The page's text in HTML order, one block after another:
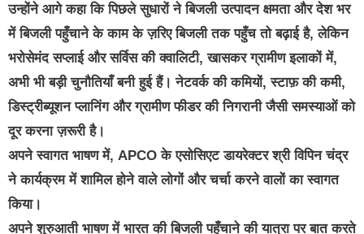
उन्होंने आगे कहा कि पिछले सुधारों ने बिजली उत्पादन क्षमता और देश भर
में बिजली पहुँचाने के काम के ज़रिए बिजली तक पहुँच तो बढ़ाई है, लेकिन
भरोसेमंद सप्लाई और सर्विस की क्वालिटी, खासकर ग्रामीण इलाकों में,
अभी भी बड़ी चुनौतियाँ बनी हुई हैं। नेटवर्क की कमियों, स्टाफ़ की कमी,
डिस्ट्रीब्यूशन प्लानिंग और ग्रामीण फीडर की निगरानी जैसी समस्याओं को
दूर करना ज़रूरी है।
अपने स्वागत भाषण में, APCO के एसोसिएट डायरेक्टर श्री विपिन चंद्र
ने कार्यक्रम में शामिल होने वाले लोगों और चर्चा करने वालों का स्वागत
किया।
अपने शुरुआती भाषण में भारत की बिजली पहुँचाने की यात्रा पर बात करते